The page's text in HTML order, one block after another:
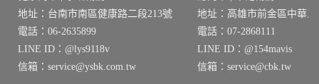
地址：台南市南區健康路二段213號
電話：06-2635899
LINE ID：@lys9118v
信箱：service@ysbk.com.tw
地址：高雄市前金區中華三
電話：07-2868111
LINE ID：@154mavis
信箱：service@cbk.tw